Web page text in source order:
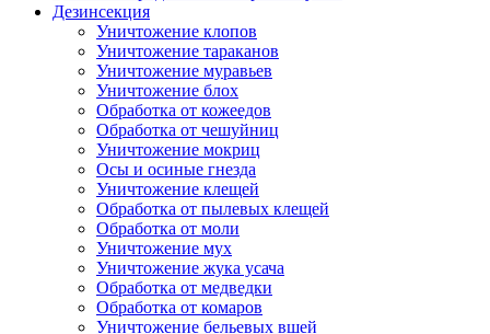
Дезинсекция
Уничтожение клопов
Уничтожение тараканов
Уничтожение муравьев
Уничтожение блох
Обработка от кожеедов
Обработка от чешуйниц
Уничтожение мокриц
Осы и осиные гнезда
Уничтожение клещей
Обработка от пылевых клещей
Обработка от моли
Уничтожение мух
Уничтожение жука усача
Обработка от медведки
Обработка от комаров
Уничтожение бельевых вшей